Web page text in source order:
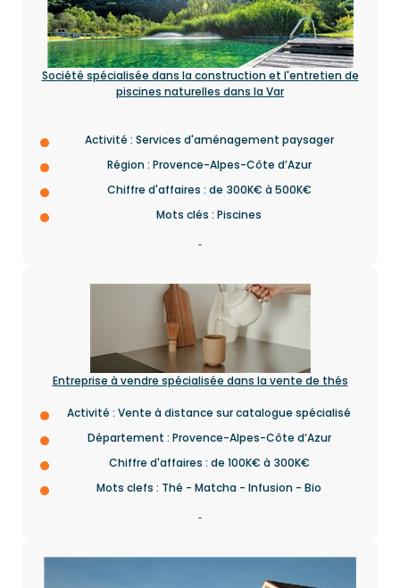
Société spécialisée dans la construction et l'entretien de
piscines naturelles dans la Var
Activité : Services d'aménagement paysager
Région : Provence-Alpes-Côte d’Azur
Chiffre d'affaires : de 300K€ à 500K€
Mots clés : Piscines
Entreprise à vendre spécialisée dans la vente de thés
Activité : Vente à distance sur catalogue spécialisé
Département : Provence-Alpes-Côte d’Azur
Chiffre d'affaires : de 100K€ à 300K€
Mots clefs : Thé - Matcha - Infusion - Bio